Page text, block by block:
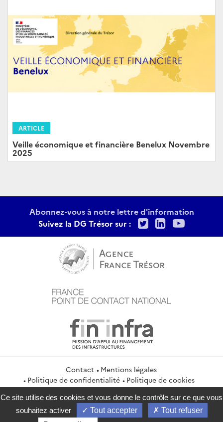
ARTICLE
Veille économique et financière Benelux Novembre
2025
Abonnez-vous à notre lettre d'information
Suivez la DG Trésor sur :
TwitterLinkedIn
Contact
Mentions légales
Politique de confidentialité
Politique de cookies
Gestion des cookies
Flux RSS
service-public.gouv.fr
legifrance.gouv.fr
info.gouv.fr
data.gouv.fr
Ce site utilise des cookies et vous donne le contrôle sur ce que vous
souhaitez activer
Tout accepter
Tout refuser